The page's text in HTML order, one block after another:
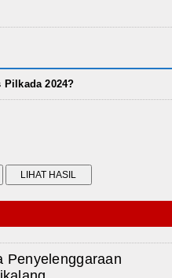
Pilkada 2024?
Penyelenggaraan